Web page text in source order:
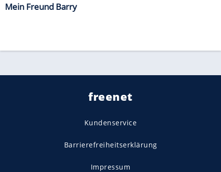
Mein Freund Barry
freenet
Kundenservice
Barrierefreiheitserklärung
Impressum